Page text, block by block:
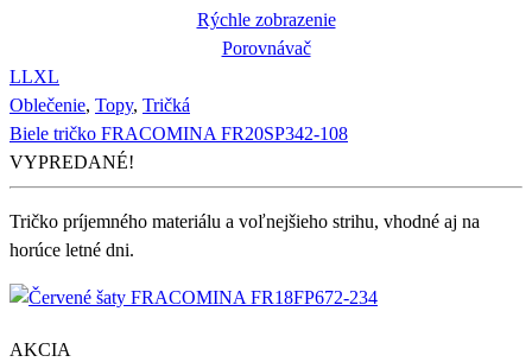
Rýchle zobrazenie
Porovnávač
LLXL
Oblečenie, Topy, Tričká
Biele tričko FRACOMINA FR20SP342-108
VYPREDANÉ!
Tričko príjemného materiálu a voľnejšieho strihu, vhodné aj na
horúce letné dni.
AKCIA